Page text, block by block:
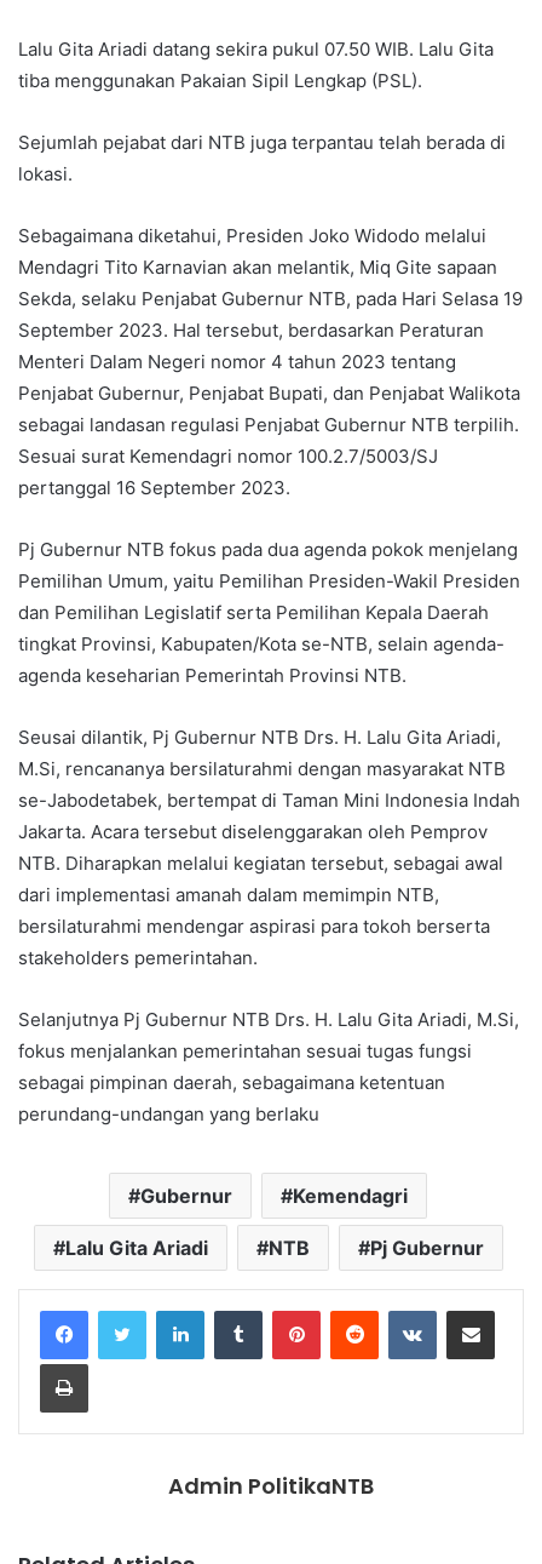
Lalu Gita Ariadi datang sekira pukul 07.50 WIB. Lalu Gita
tiba menggunakan Pakaian Sipil Lengkap (PSL).
Sejumlah pejabat dari NTB juga terpantau telah berada di
lokasi.
Sebagaimana diketahui, Presiden Joko Widodo melalui
Mendagri Tito Karnavian akan melantik, Miq Gite sapaan
Sekda, selaku Penjabat Gubernur NTB, pada Hari Selasa 19
September 2023. Hal tersebut, berdasarkan Peraturan
Menteri Dalam Negeri nomor 4 tahun 2023 tentang
Penjabat Gubernur, Penjabat Bupati, dan Penjabat Walikota
sebagai landasan regulasi Penjabat Gubernur NTB terpilih.
Sesuai surat Kemendagri nomor 100.2.7/5003/SJ
pertanggal 16 September 2023.
Pj Gubernur NTB fokus pada dua agenda pokok menjelang
Pemilihan Umum, yaitu Pemilihan Presiden-Wakil Presiden
dan Pemilihan Legislatif serta Pemilihan Kepala Daerah
tingkat Provinsi, Kabupaten/Kota se-NTB, selain agenda-
agenda keseharian Pemerintah Provinsi NTB.
Seusai dilantik, Pj Gubernur NTB Drs. H. Lalu Gita Ariadi,
M.Si, rencananya bersilaturahmi dengan masyarakat NTB
se-Jabodetabek, bertempat di Taman Mini Indonesia Indah
Jakarta. Acara tersebut diselenggarakan oleh Pemprov
NTB. Diharapkan melalui kegiatan tersebut, sebagai awal
dari implementasi amanah dalam memimpin NTB,
bersilaturahmi mendengar aspirasi para tokoh berserta
stakeholders pemerintahan.
Selanjutnya Pj Gubernur NTB Drs. H. Lalu Gita Ariadi, M.Si,
fokus menjalankan pemerintahan sesuai tugas fungsi
sebagai pimpinan daerah, sebagaimana ketentuan
perundang-undangan yang berlaku
Gubernur Kemendagri
Lalu Gita Ariadi NTB Pj Gubernur
LinkedInTumblr PinterestReddit VKontakteShare via Email
Print
Admin PolitikaNTB